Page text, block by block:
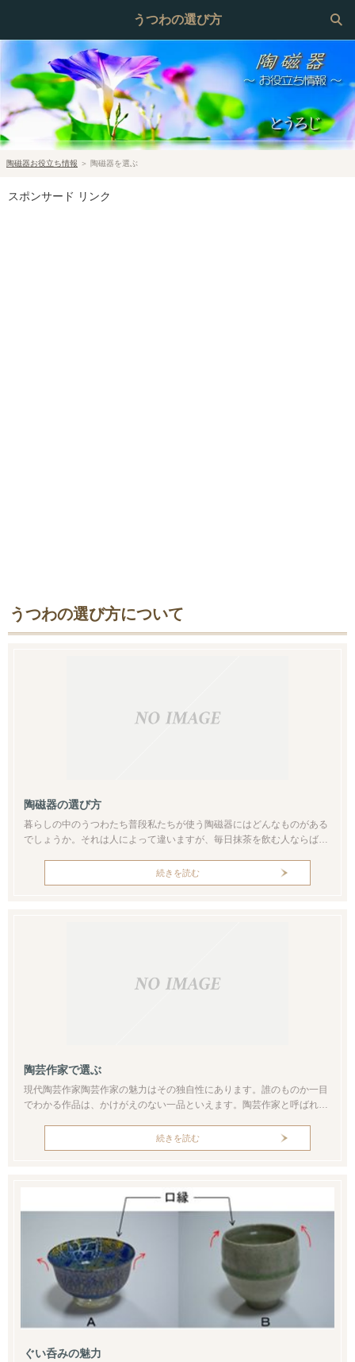
うつわの選び方
陶磁器お役立ち情報 ＞ 陶磁器を選ぶ
スポンサード リンク
うつわの選び方について
陶磁器の選び方
暮らしの中のうつわたち普段私たちが使う陶磁器にはどんなものがある
でしょうか。それは人によって違いますが、毎日抹茶を飲む人ならば抹
ない人にとっては酒器が大切でしょう。花を挿して楽しむ人は毎回同じ
花器だと、時には別の花入が欲しくなるかもしれませんね。いずれにせ
続きを読む
陶芸作家で選ぶ
現代陶芸作家陶芸作家の魅力はその独自性にあります。誰のものか一目
でわかる作品は、かけがえのない一品といえます。陶芸作家と呼ばれる
い作家と作品を探すのはじつに楽しいことでもあります。そのうえ気に
入った作品に出会えた時にはこの上ない喜びがあります。未知の作家を
続きを読む
ぐい呑みの魅力